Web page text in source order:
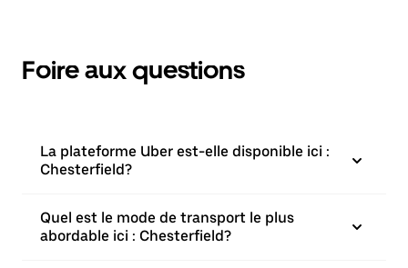
Foire aux questions
La plateforme Uber est-elle disponible ici :
Chesterfield?
Quel est le mode de transport le plus
abordable ici : Chesterfield?